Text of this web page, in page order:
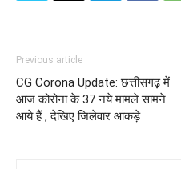
Previous article
CG Corona Update: छत्तीसगढ़ में
आज कोरोना के 37 नये मामले सामने
आये हैं , देखिए जिलेवार आंकड़े